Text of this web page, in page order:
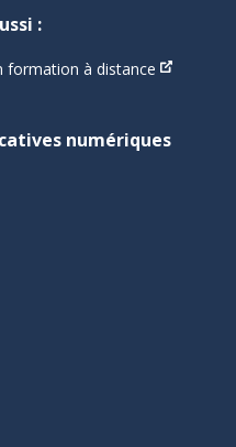
:
formation à distance
numériques